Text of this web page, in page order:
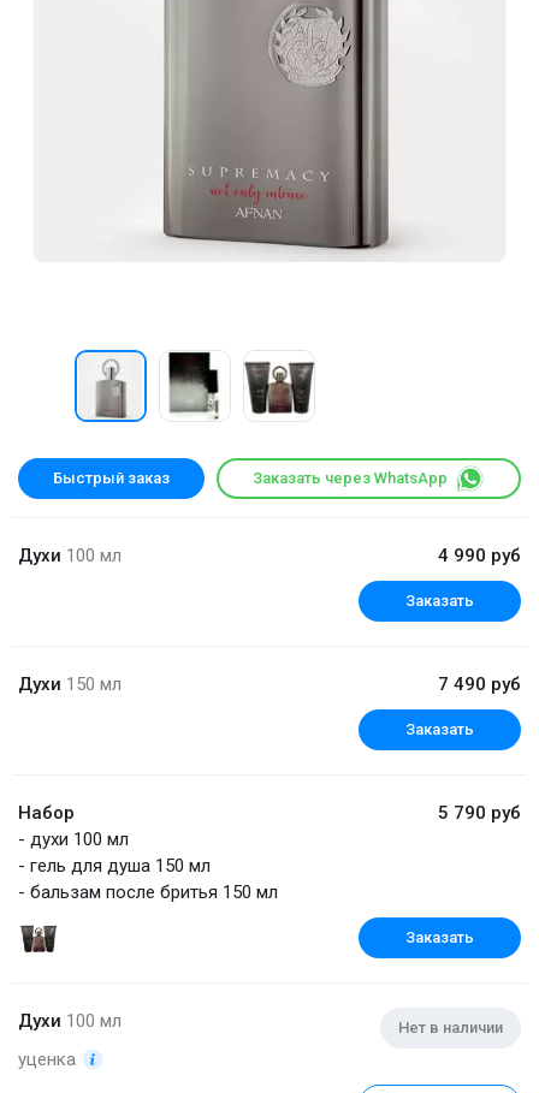
Быстрый заказ Заказать через WhatsApp
Духи 100 мл 4 990 руб
Заказать
Духи 150 мл 7 490 руб
Заказать
Набор
- духи 100 мл
- гель для душа 150 мл
- бальзам после бритья 150 мл
5 790 руб
Заказать
Духи 100 мл
уценка
Нет в наличии